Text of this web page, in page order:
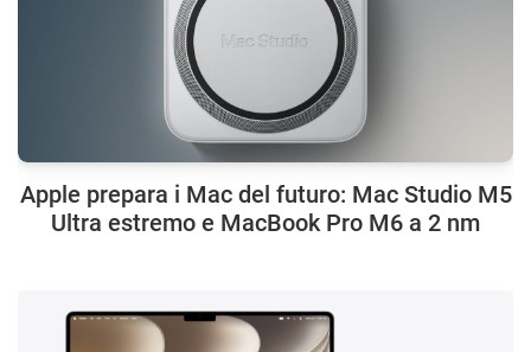
Apple prepara i Mac del futuro: Mac Studio M5
Ultra estremo e MacBook Pro M6 a 2 nm